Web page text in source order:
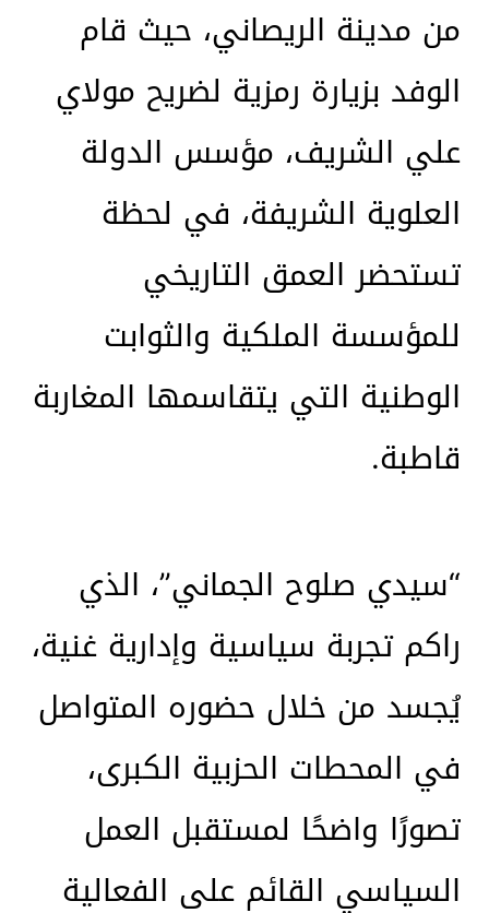
من مدينة الريصاني، حيث قام
الوفد بزيارة رمزية لضريح مولاي
علي الشريف، مؤسس الدولة
العلوية الشريفة، في لحظة
تستحضر العمق التاريخي
للمؤسسة الملكية والثوابت
الوطنية التي يتقاسمها المغاربة
قاطبة.
“سيدي صلوح الجماني”، الذي
راكم تجربة سياسية وإدارية غنية،
يُجسد من خلال حضوره المتواصل
في المحطات الحزبية الكبرى،
تصورًا واضحًا لمستقبل العمل
السياسي القائم على الفعالية